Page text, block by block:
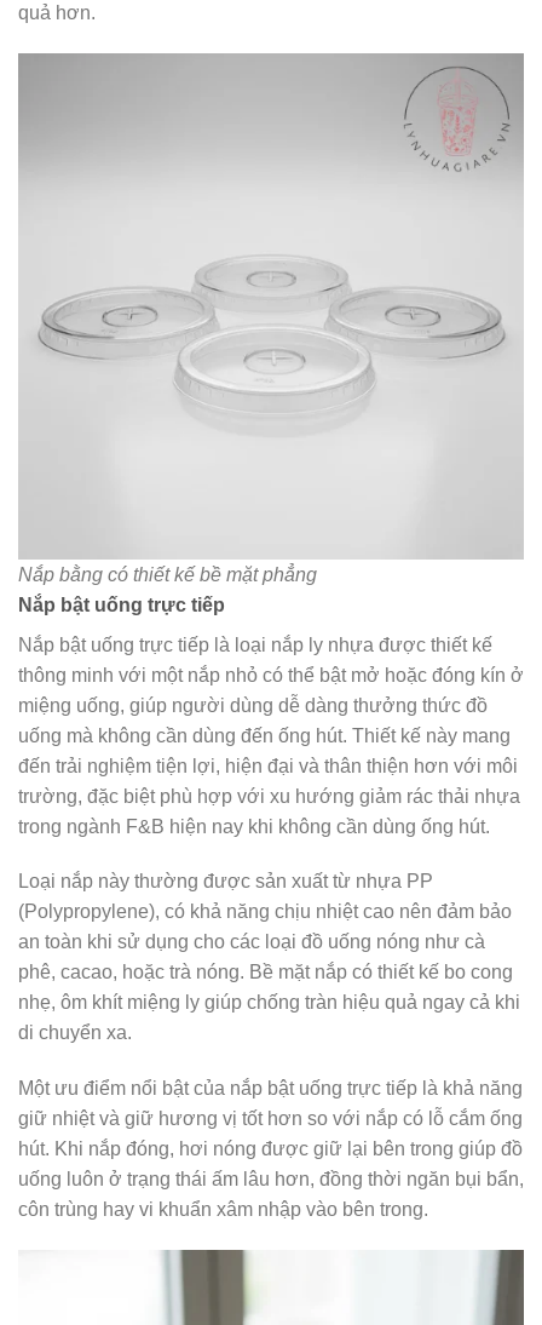
quả hơn.
Nắp bằng có thiết kế bề mặt phẳng
Nắp bật uống trực tiếp
Nắp bật uống trực tiếp là loại nắp ly nhựa được thiết kế
thông minh với một nắp nhỏ có thể bật mở hoặc đóng kín ở
miệng uống, giúp người dùng dễ dàng thưởng thức đồ
uống mà không cần dùng đến ống hút. Thiết kế này mang
đến trải nghiệm tiện lợi, hiện đại và thân thiện hơn với môi
trường, đặc biệt phù hợp với xu hướng giảm rác thải nhựa
trong ngành F&B hiện nay khi không cần dùng ống hút.
Loại nắp này thường được sản xuất từ nhựa PP
(Polypropylene), có khả năng chịu nhiệt cao nên đảm bảo
an toàn khi sử dụng cho các loại đồ uống nóng như cà
phê, cacao, hoặc trà nóng. Bề mặt nắp có thiết kế bo cong
nhẹ, ôm khít miệng ly giúp chống tràn hiệu quả ngay cả khi
di chuyển xa.
Một ưu điểm nổi bật của nắp bật uống trực tiếp là khả năng
giữ nhiệt và giữ hương vị tốt hơn so với nắp có lỗ cắm ống
hút. Khi nắp đóng, hơi nóng được giữ lại bên trong giúp đồ
uống luôn ở trạng thái ấm lâu hơn, đồng thời ngăn bụi bẩn,
côn trùng hay vi khuẩn xâm nhập vào bên trong.